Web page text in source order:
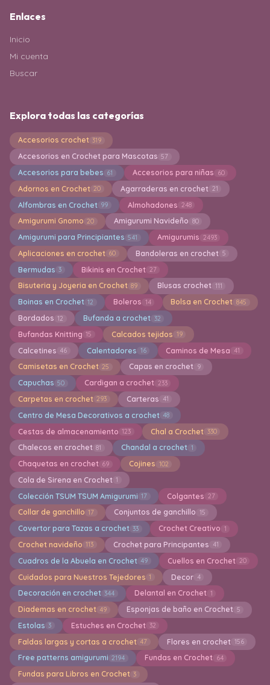
Enlaces
Inicio
Mi cuenta
Buscar
Explora todas las categorías
Accesorios crochet 319
Accesorios en Crochet para Mascotas 57
Accesorios para bebes 61 Accesorios para niñas 60
Adornos en Crochet 20 Agarraderas en crochet 21
Alfombras en Crochet 99 Almohadones 248
Amigurumi Gnomo 20 Amigurumi Navideño 80
Amigurumi para Principiantes 541 Amigurumis 2493
Aplicaciones en crochet 60 Bandoleras en crochet 5
Bermudas 3 Bikinis en Crochet 27
Bisuteria y Joyeria en Crochet 89 Blusas crochet 111
Boinas en Crochet 12 Boleros 14 Bolsa en Crochet 845
Bordados 12 Bufanda a crochet 32
Bufandas Knitting 15 Calcados tejidos 19
Calcetines 46 Calentadores 16 Caminos de Mesa 41
Camisetas en Crochet 25 Capas en crochet 9
Capuchas 50 Cardigan a crochet 233
Carpetas en crochet 293 Carteras 41
Centro de Mesa Decorativos a crochet 48
Cestas de almacenamiento 123 Chal a Crochet 330
Chalecos en crochet 81 Chandal a crochet 1
Chaquetas en crochet 69 Cojines 102
Cola de Sirena en Crochet 1
Colección TSUM TSUM Amigurumi 17 Colgantes 27
Collar de ganchillo 17 Conjuntos de ganchillo 15
Covertor para Tazas a crochet 33 Crochet Creativo 1
Crochet navideño 113 Crochet para Principantes 41
Cuadros de la Abuela en Crochet 49 Cuellos en Crochet 20
Cuidados para Nuestros Tejedores 1 Decor 4
Decoración en crochet 344 Delantal en Crochet 1
Diademas en crochet 49 Esponjas de baño en Crochet 5
Estolas 3 Estuches en Crochet 32
Faldas largas y cortas a crochet 47 Flores en crochet 156
Free patterns amigurumi 2194 Fundas en Crochet 64
Fundas para Libros en Crochet 3